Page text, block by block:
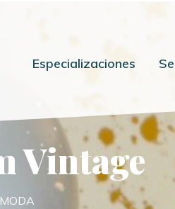
Especializaciones
Vintage
MODA